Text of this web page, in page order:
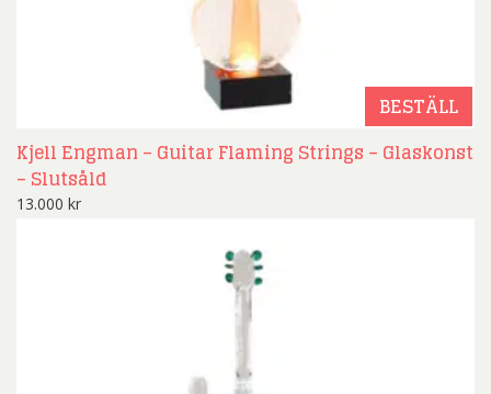
BESTÄLL
Kjell Engman – Guitar Flaming Strings – Glaskonst
– Slutsåld
13.000 kr